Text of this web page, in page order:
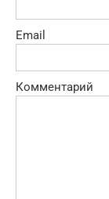
Email
Комментарий